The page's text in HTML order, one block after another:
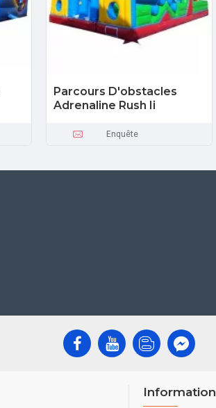
Parcours D'obstacles
Adrenaline Rush Ii
Enquête
Information